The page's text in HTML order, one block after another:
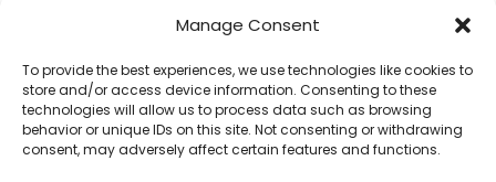
Manage Consent
To provide the best experiences, we use technologies like cookies to
store and/or access device information. Consenting to these
technologies will allow us to process data such as browsing
behavior or unique IDs on this site. Not consenting or withdrawing
consent, may adversely affect certain features and functions.
Lampadaire d’éclairage DWG Bloc CAO dans Autocad,